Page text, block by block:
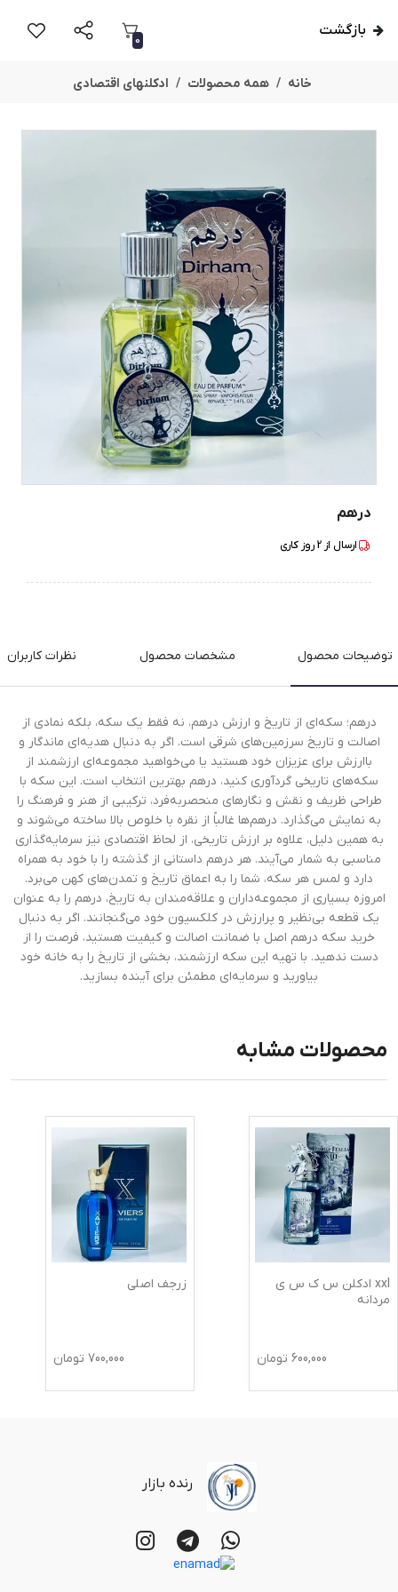
بازگشت
0
خانه همه محصولات ادکلنهای اقتصادی
درهم
ارسال از 2روز کاری
توضیحات محصول مشخصات محصول نظرات کاربران
درهم؛ سکه‌ای از تاریخ و ارزش درهم، نه فقط یک سکه، بلکه نمادی از
اصالت و تاریخ سرزمین‌های شرقی است. اگر به دنبال هدیه‌ای ماندگار و
باارزش برای عزیزان خود هستید یا می‌خواهید مجموعه‌ای ارزشمند از
سکه‌های تاریخی گردآوری کنید، درهم بهترین انتخاب است. این سکه با
طراحی ظریف و نقش و نگارهای منحصربه‌فرد، ترکیبی از هنر و فرهنگ را
به نمایش می‌گذارد. درهم‌ها غالباً از نقره با خلوص بالا ساخته می‌شوند و
به همین دلیل، علاوه بر ارزش تاریخی، از لحاظ اقتصادی نیز سرمایه‌گذاری
مناسبی به شمار می‌آیند. هر درهم داستانی از گذشته را با خود به همراه
دارد و لمس هر سکه، شما را به اعماق تاریخ و تمدن‌های کهن می‌برد.
امروزه بسیاری از مجموعه‌داران و علاقه‌مندان به تاریخ، درهم را به عنوان
یک قطعه بی‌نظیر و پرارزش در کلکسیون خود می‌گنجانند. اگر به دنبال
خرید سکه درهم اصل با ضمانت اصالت و کیفیت هستید، فرصت را از
دست ندهید. با تهیه این سکه ارزشمند، بخشی از تاریخ را به خانه خود
بیاورید و سرمایه‌ای مطمئن برای آینده بسازید.
محصولات مشابه
xxl ادکلن س ک س ی
مردانه
600,000 تومان
زرجف اصلی
700,000 تومان
رنده بازار